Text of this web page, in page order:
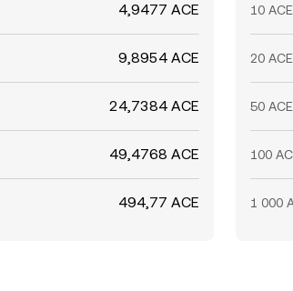
4,9477 ACE
9,8954 ACE
24,7384 ACE
49,4768 ACE
494,77 ACE
10 ACE
20 ACE
50 ACE
100
1 000